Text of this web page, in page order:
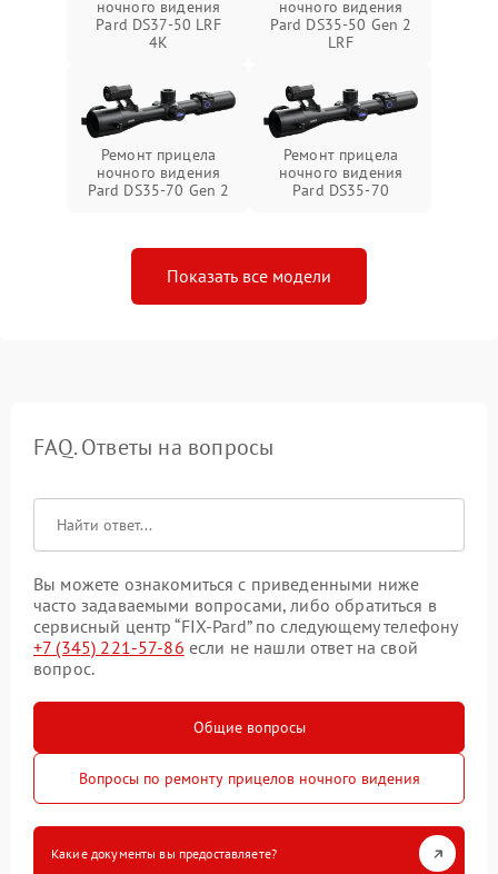
ночного видения
Pard DS37-50 LRF
4K
ночного видения
Pard DS35-50 Gen 2
LRF
Ремонт прицела
ночного видения
Pard DS35-70 Gen 2
Ремонт прицела
ночного видения
Pard DS35-70
Показать все модели
FAQ. Ответы на вопросы
Вы можете ознакомиться с приведенными ниже
часто задаваемыми вопросами, либо обратиться в
сервисный центр “FIX-Pard” по следующему телефону
+7 (345) 221-57-86 если не нашли ответ на свой
вопрос.
Общие вопросы
Вопросы по ремонту прицелов ночного видения
Какие документы вы предоставляете?